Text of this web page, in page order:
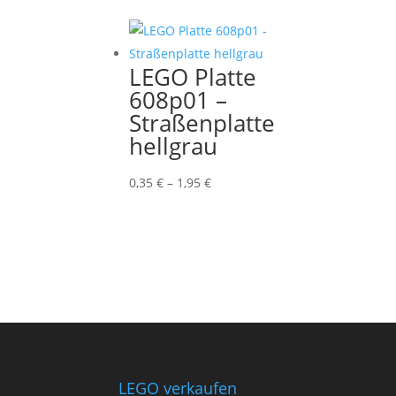
2,15 €
LEGO Platte
608p01 –
Straßenplatte
hellgrau
0,35 € – 1,95 €Preisspanne:
LEGO verkaufen